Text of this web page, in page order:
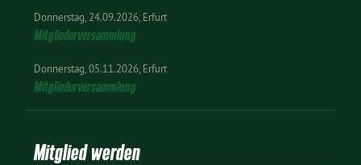
Donnerstag 24.09.2026 Erfurt
Mitgliederversammlung
Donnerstag 05.11.2026 Erfurt
Mitgliederversammlung
Mitglied werden